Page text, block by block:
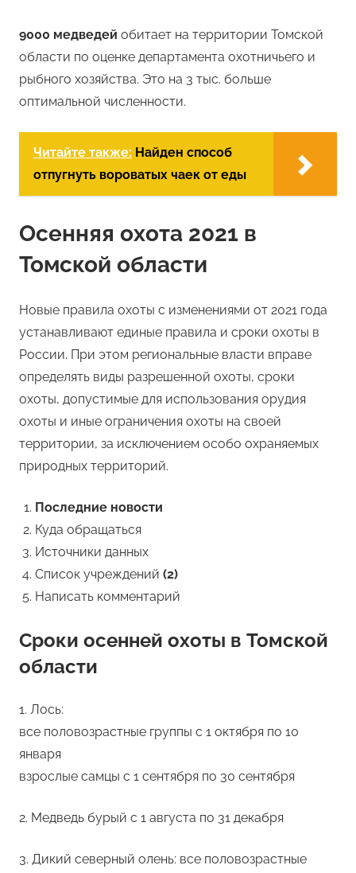
9000 медведей обитает на территории Томской
области по оценке департамента охотничьего и
рыбного хозяйства. Это на 3 тыс. больше
оптимальной численности.
Читайте также: Найден способ
отпугнуть вороватых чаек от еды
Осенняя охота 2021 в
Томской области
Новые правила охоты с изменениями от 2021 года
устанавливают единые правила и сроки охоты в
России. При этом региональные власти вправе
определять виды разрешенной охоты, сроки
охоты, допустимые для использования орудия
охоты и иные ограничения охоты на своей
территории, за исключением особо охраняемых
природных территорий.
Последние новости
Куда обращаться
Источники данных
Список учреждений (2)
Написать комментарий
Сроки осенней охоты в Томской
области
1. Лось:
все половозрастные группы с 1 октября по 10
января
взрослые самцы с 1 сентября по 30 сентября
2. Медведь бурый с 1 августа по 31 декабря
3. Дикий северный олень: все половозрастные